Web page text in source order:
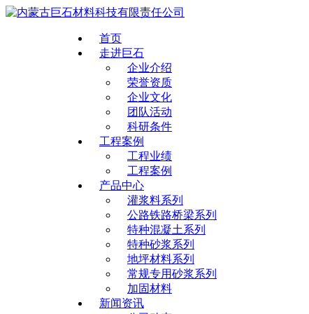
首页
走进巨石
企业介绍
荣誉资质
企业文化
团队活动
科研条件
工程案例
工程业绩
工程案例
产品中心
灌浆料系列
公路铁路桥梁系列
特种混凝土系列
特种砂浆系列
地坪材料系列
常规专用砂浆系列
加固材料
新闻资讯